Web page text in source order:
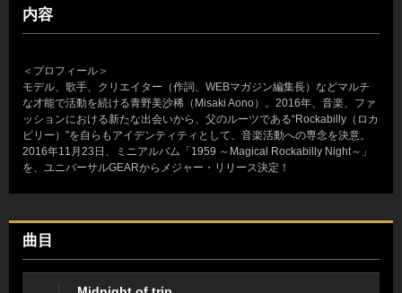
内容
＜プロフィール＞
モデル、歌手、クリエイター（作詞、WEBマガジン編集長）などマルチ
な才能で活動を続ける青野美沙稀（Misaki Aono）。2016年、音楽、ファ
ッションにおける新たな出会いから、父のルーツである“Rockabilly（ロカ
ビリー）”を自らもアイデンティティとして、音楽活動への専念を決意。
2016年11月23日、ミニアルバム「1959 ～Magical Rockabilly Night～」
を、ユニバーサルGEARからメジャー・リリース決定！
曲目